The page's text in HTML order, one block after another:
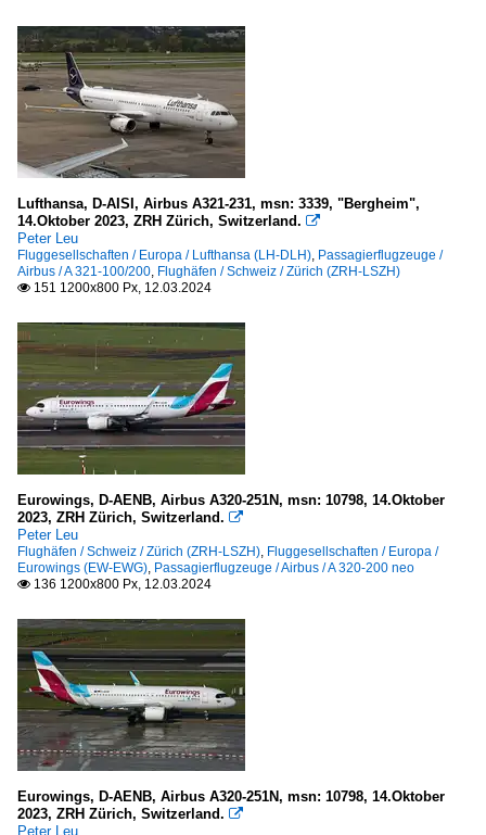
Lufthansa, D-AISI, Airbus A321-231, msn: 3339, "Bergheim",
14.Oktober 2023, ZRH Zürich, Switzerland. 
Peter Leu
Fluggesellschaften / Europa / Lufthansa (LH-DLH), Passagierflugzeuge /
Airbus / A 321-100/200, Flughäfen / Schweiz / Zürich (ZRH-LSZH)
 151 1200x800 Px, 12.03.2024
Eurowings, D-AENB, Airbus A320-251N, msn: 10798, 14.Oktober
2023, ZRH Zürich, Switzerland. 
Peter Leu
Flughäfen / Schweiz / Zürich (ZRH-LSZH), Fluggesellschaften / Europa /
Eurowings (EW-EWG), Passagierflugzeuge / Airbus / A 320-200 neo
 136 1200x800 Px, 12.03.2024
Eurowings, D-AENB, Airbus A320-251N, msn: 10798, 14.Oktober
2023, ZRH Zürich, Switzerland. 
Peter Leu